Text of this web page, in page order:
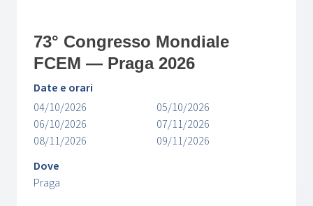
73° Congresso Mondiale
FCEM — Praga 2026
Date e orari
04/10/2026
05/10/2026
06/10/2026
07/11/2026
08/11/2026
09/11/2026
Dove
Praga